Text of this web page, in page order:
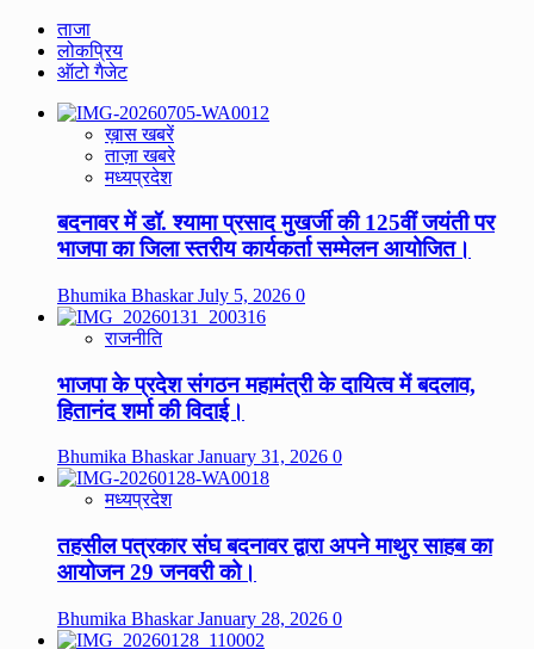
ताजा
लोकप्रिय
ऑटो गैजेट
ख़ास खबरें
ताज़ा खबरे
मध्यप्रदेश
बदनावर में डॉ. श्यामा प्रसाद मुखर्जी की 125वीं जयंती पर
भाजपा का जिला स्तरीय कार्यकर्ता सम्मेलन आयोजित।
Bhumika BhaskarJuly 5, 2026 0
राजनीति
भाजपा के प्रदेश संगठन महामंत्री के दायित्व में बदलाव,
हितानंद शर्मा की विदाई।
Bhumika BhaskarJanuary 31, 2026 0
मध्यप्रदेश
तहसील पत्रकार संघ बदनावर द्वारा अपने माथुर साहब का
आयोजन 29 जनवरी को।
Bhumika BhaskarJanuary 28, 2026 0